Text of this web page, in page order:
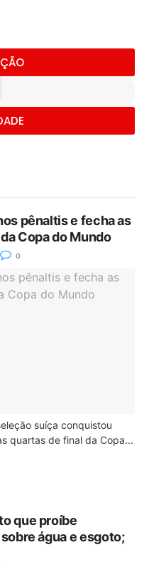
pênaltis e fecha as
Copa do Mundo
0
suíça conquistou
quartas de final da Copa...
que proíbe
água e esgoto;